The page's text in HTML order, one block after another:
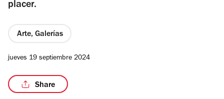
placer.
Arte, Galerías
jueves 19 septiembre 2024
Share